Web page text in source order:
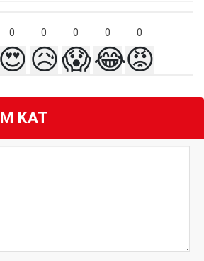
0 0 0 0 0
😍😥😱😂😡
KAT